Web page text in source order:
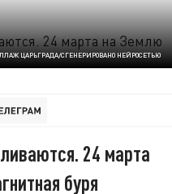
ЦАРЬГРАДА/СГЕНЕРИРОВАНО НЕЙРОСЕТЬЮ
24 марта
буря